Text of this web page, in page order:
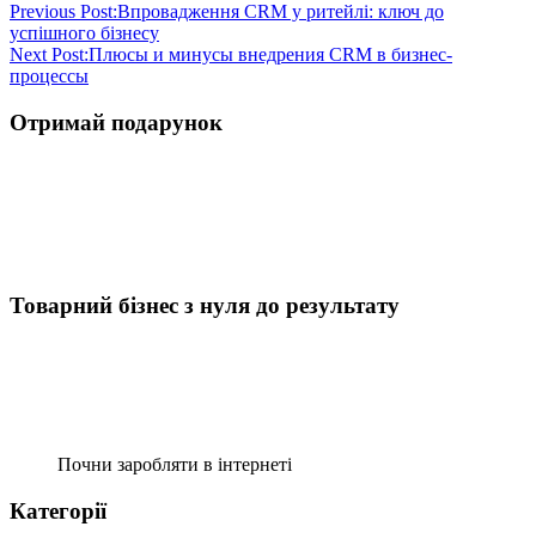
Previous Post:Впровадження CRM у ритейлі: ключ до
успішного бізнесу
Next Post:Плюсы и минусы внедрения CRM в бизнес-
процессы
Отримай подарунок
Товарний бізнес з нуля до результату
Почни заробляти в інтернеті
Категорії